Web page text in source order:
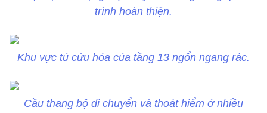
trình hoàn thiện.
Khu vực tủ cứu hỏa của tầng 13 ngổn ngang rác.
Cầu thang bộ di chuyển và thoát hiểm ở nhiều